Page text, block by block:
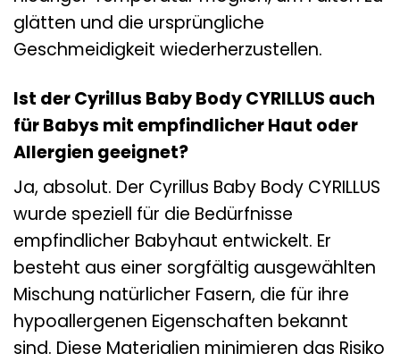
glätten und die ursprüngliche
Geschmeidigkeit wiederherzustellen.
Ist der Cyrillus Baby Body CYRILLUS auch
für Babys mit empfindlicher Haut oder
Allergien geeignet?
Ja, absolut. Der Cyrillus Baby Body CYRILLUS
wurde speziell für die Bedürfnisse
empfindlicher Babyhaut entwickelt. Er
besteht aus einer sorgfältig ausgewählten
Mischung natürlicher Fasern, die für ihre
hypoallergenen Eigenschaften bekannt
sind. Diese Materialien minimieren das Risiko